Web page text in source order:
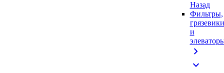
Назад
Фильтры,
грязевики
и
chevron_right
expand_more